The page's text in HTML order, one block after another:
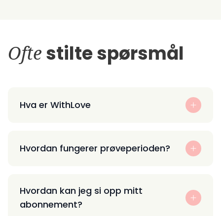
Ofte stilte spørsmål
Hva er WithLove
Hvordan fungerer prøveperioden?
Hvordan kan jeg si opp mitt
abonnement?